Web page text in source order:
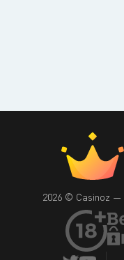
2026 © Casinoz —